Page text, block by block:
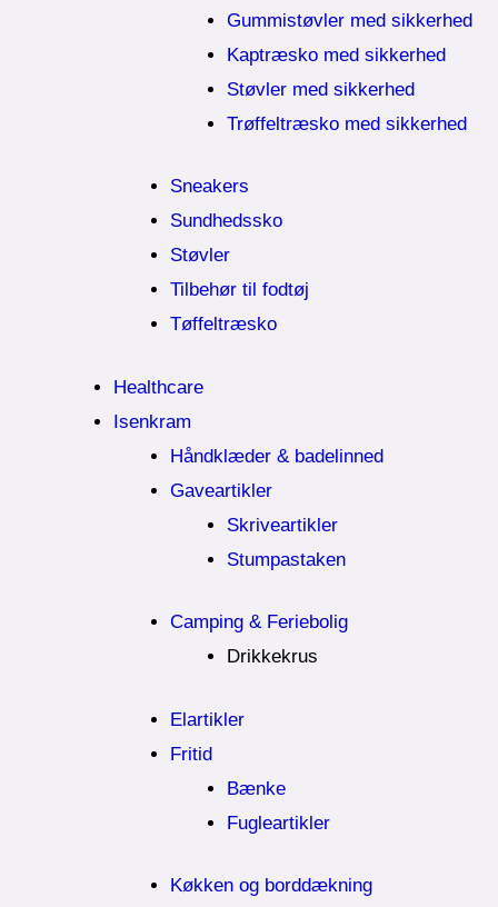
Gummistøvler med sikkerhed
Kaptræsko med sikkerhed
Støvler med sikkerhed
Trøffeltræsko med sikkerhed
Sneakers
Sundhedssko
Støvler
Tilbehør til fodtøj
Tøffeltræsko
Healthcare
Isenkram
Håndklæder & badelinned
Gaveartikler
Skriveartikler
Stumpastaken
Camping & Feriebolig
Drikkekrus
Elartikler
Fritid
Bænke
Fugleartikler
Køkken og borddækning